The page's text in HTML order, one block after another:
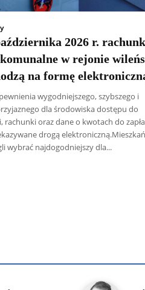
2026 r.
komunalne w rejonie
na formę
wygodniejszego, szybszego i
dla środowiska dostępu do
rachunki oraz dane o kwotach do
drogą
wybrać najdogodniejszy dla...